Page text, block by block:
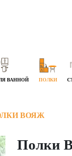
ВАННОЙ ПОЛКИ
ВОЯЖ
Полки